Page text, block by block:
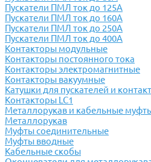
Пускатели ПМЛ ток до 125А
Пускатели ПМЛ ток до 160А
Пускатели ПМЛ ток до 250А
Пускатели ПМЛ ток до 400А
Контакторы модульные
Контакторы постоянного тока
Контакторы электромагнитные
Контакторы вакуумные
Катушки для пускателей и
Контакторы LC1
Металлорукав и кабельные
Металлорукав
Муфты соединительные
Муфты вводные
Кабельные скобы